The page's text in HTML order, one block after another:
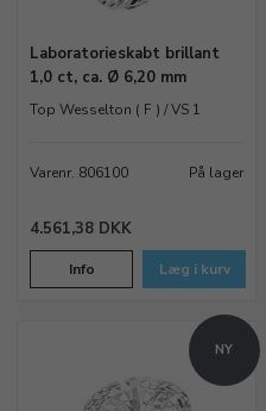
Laboratorieskabt brillant
1,0 ct, ca. Ø 6,20 mm
Top Wesselton ( F ) / VS 1
Varenr. 806100 På lager
4.561,38 DKK
Info Læg i kurv
NY